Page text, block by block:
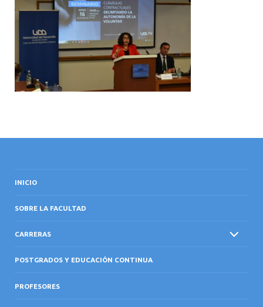
INTERNACIONAL
INICIO
SOBRE LA FACULTAD
CARRERAS
POSTGRADOS Y EDUCACIÓN CONTINUA
PROFESORES